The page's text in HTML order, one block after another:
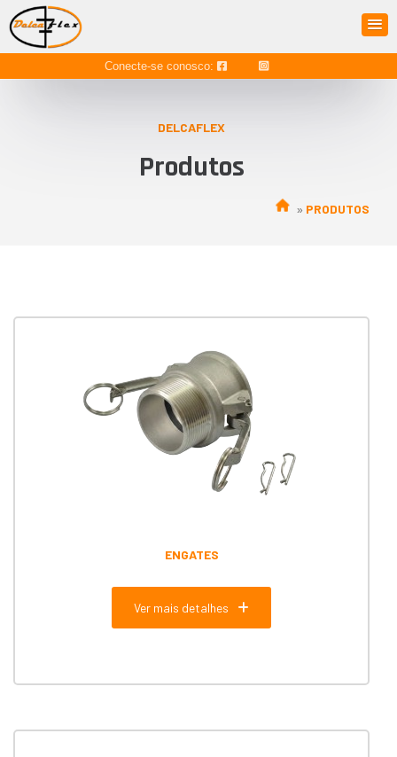
Conecte-se conosco:
DELCAFLEX
Produtos
» PRODUTOS
ENGATES
Ver mais detalhes